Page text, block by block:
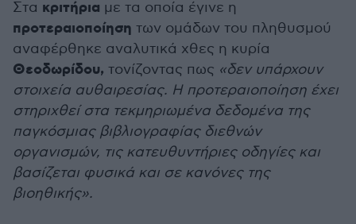
Στα κριτήρια με τα οποία έγινε η
προτεραιοποίηση των ομάδων του πληθυσμού
αναφέρθηκε αναλυτικά χθες η κυρία
Θεοδωρίδου, τονίζοντας πως «δεν υπάρχουν
στοιχεία αυθαιρεσίας. Η προτεραιοποίηση έχει
στηριχθεί στα τεκμηριωμένα δεδομένα της
παγκόσμιας βιβλιογραφίας διεθνών
οργανισμών, τις κατευθυντήριες οδηγίες και
βασίζεται φυσικά και σε κανόνες της
βιοηθικής».